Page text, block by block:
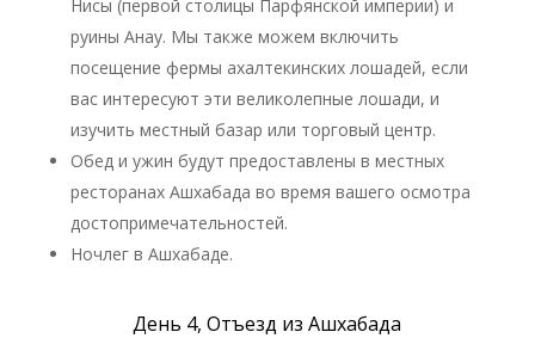
Нисы (первой столицы Парфянской империи) и
руины Анау. Мы также можем включить
посещение фермы ахалтекинских лошадей, если
вас интересуют эти великолепные лошади, и
изучить местный базар или торговый центр.
Обед и ужин будут предоставлены в местных
ресторанах Ашхабада во время вашего осмотра
достопримечательностей.
Ночлег в Ашхабаде.
День 4, Отъезд из Ашхабада